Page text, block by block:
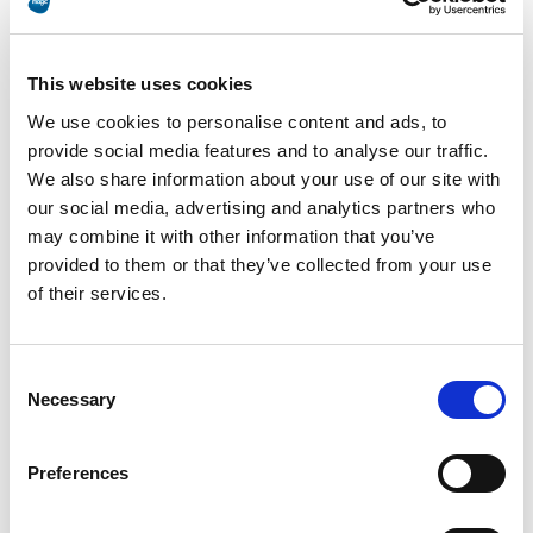
This website uses cookies
We use cookies to personalise content and ads, to
provide social media features and to analyse our traffic.
We also share information about your use of our site with
our social media, advertising and analytics partners who
may combine it with other information that you’ve
provided to them or that they’ve collected from your use
of their services.
Selection
Necessary
Preferences
sobre o andamento de seu negócio.
“Com uma equipe de desenvolvimento
reduzida – como é a nossa – é
possível atender ao lojista da melhor
maneira e com maior velocidade,